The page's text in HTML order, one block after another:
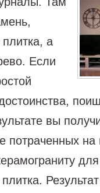
плитка, а
Если
вы
потраченных на